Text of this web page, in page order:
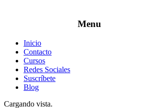
Inicio
Contacto
Cursos
Redes Sociales
Suscríbete
Blog
Cargando vista.